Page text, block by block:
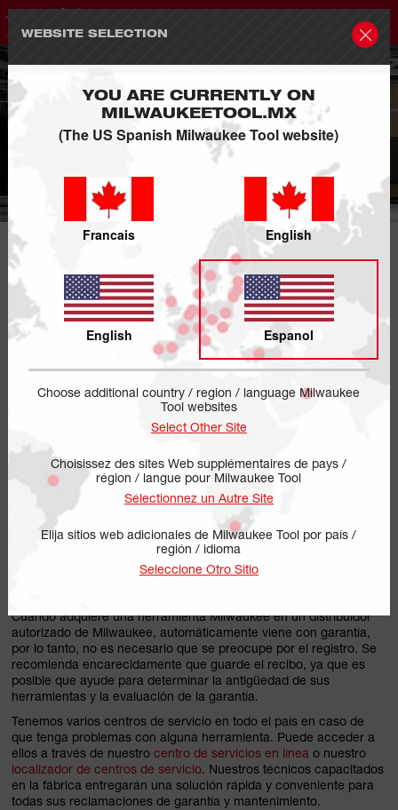
WEBSITE SELECTION
YOU ARE CURRENTLY ON
MILWAUKEETOOL.MX
(The US Spanish Milwaukee Tool website)
Francais English
English Espanol
Choose additional country / region / language Milwaukee
Tool websites
Select Other Site
Choisissez des sites Web supplémentaires de pays /
région / langue pour Milwaukee Tool
Sélectionnez un Autre Site
Elija sitios web adicionales de Milwaukee Tool por país /
región / idioma
Seleccione Otro Sitio
SUPPORT
REGISTRO Y GARANTÍA
Cuando adquiere una herramienta Milwaukee en un distribuidor
autorizado de Milwaukee, automáticamente viene con garantía,
por lo tanto, no es necesario que se preocupe por el registro. Se
recomienda encarecidamente que guarde el recibo, ya que es
posible que ayude para determinar la antigüedad de sus
herramientas y la evaluación de la garantía.
Tenemos varios centros de servicio en todo el país en caso de
que tenga problemas con alguna herramienta. Puede acceder a
ellos a través de nuestrocentro de servicios en línea o nuestro
localizador de centros de servicio. Nuestros técnicos capacitados
en la fábrica entregarán una solución rápida y conveniente para
todas sus reclamaciones de garantía y mantenimiento.